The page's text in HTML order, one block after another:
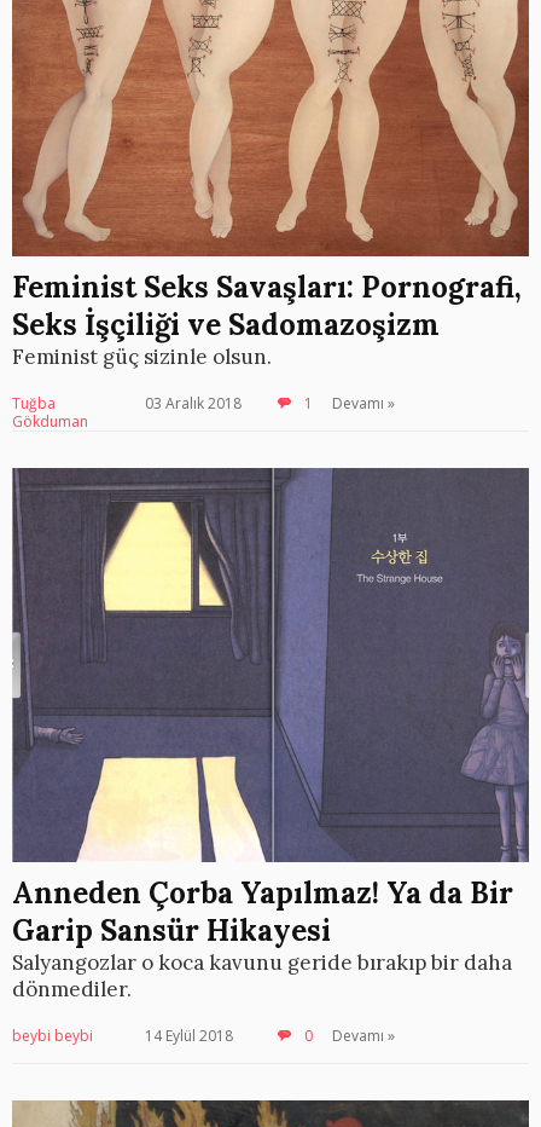
Feminist Seks Savaşları: Pornografi,
Seks İşçiliği ve Sadomazoşizm
Feminist güç sizinle olsun.
Tuğba
Gökduman
03 Aralık 2018 1 Devamı »
Anneden Çorba Yapılmaz! Ya da Bir
Garip Sansür Hikayesi
Salyangozlar o koca kavunu geride bırakıp bir daha
dönmediler.
beybi beybi 14 Eylül 2018 0 Devamı »